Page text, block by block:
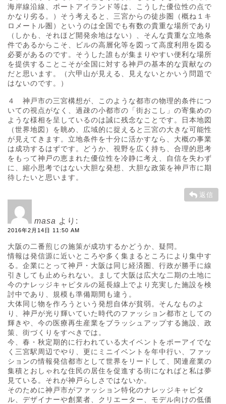
海岸線沿線、ポートアイランド等は、こうした優位性の点で
かなり劣る。）そう考えると、三宮からの徒歩圏（概ね１キ
ロメートル圏）というのは全国でも有数の貴重な場所であり
（しかも、それほど開発余地はない）、そんな貴重な立地条
件であるからこそ、ビルの高層化等を図って高度利用を図る
必要があるのです。そうした誰もが集まりやすい便利な場所
を提供することこそが全国に対する神戸の基本的な貢献なの
だと思います。（六甲山が見える、見えないとかいう問題で
はないのです。）
４ 神戸市の三宮構想が、このような都市の物理的条件につ
いての視点がなく、過疎の小都市の「街おこし」の寄集めの
ような様相を呈しているのは誠に残念なことです。日本地図
（世界地図）を眺め、広域的に捉えると三宮の大きな可能性
が見えてきます。立地条件を十分に活かすなら、大概の事業
は成功するはずです。どうか、視野を広く持ち、合理的思考
をもって神戸の恵まれた優位性を冷静に考え、自信を失わず
に、縮小思考ではない大胆な発想、大胆な政策を神戸市に期
待したいと思います。
返信
masa より:
2016年2月14日 11:50 AM
大阪の二番煎じの施策が成功するかどうか、疑問。
情報は発信源に近いところや多く集まるところにより集中す
る。企業にとって神戸・大阪は同じ経済圏、行政が勝手に線
引きしても止められない。まして大阪は広大な二期の土地に
今のナレッジキャピタルの延長線上でより充実した施設を検
討中であり、規模も準備期間も違う。
大体同じ物を作ろうという発想自体が貧弱。そんなものよ
り、神戸が光り輝いていた時代のファッション都市としての
輝きや、今の医療再生産業をブラッシュアップする施設、政
策、街づくりをすべきでは。
今、春・秋定期的に行われている大イベントをポーアイでな
く三宮駅周辺でやり、更にミニイベントを年中行い、ファッ
ションの情報発信都市として世界をリードして、関連産業の
集積とおしゃれな住民の居住を促進する街になればと私は夢
見ている。それが神戸らしさではないか。
そのために神戸市がファッション特化のナレッジキャピタ
ル、デザイナーや創業者、クリエーター、モデル向けの低価